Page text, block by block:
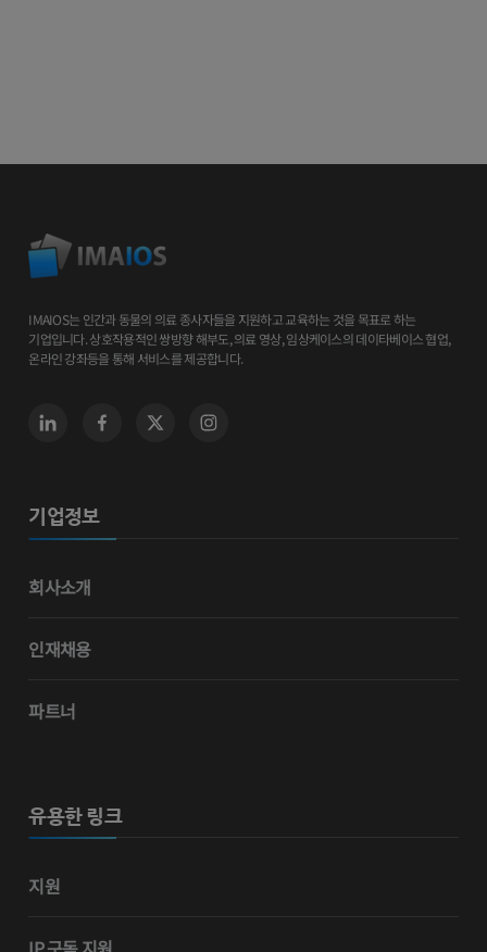
IMAIOS는 인간과 동물의 의료 종사자들을 지원하고 교육하는 것을 목표로 하는
기업입니다. 상호작용적인 쌍방향 해부도, 의료 영상, 임상케이스의 데이타베이스 협업,
온라인 강좌등을 통해 서비스를 제공합니다.
기업정보
회사소개
인재채용
파트너
유용한 링크
지원